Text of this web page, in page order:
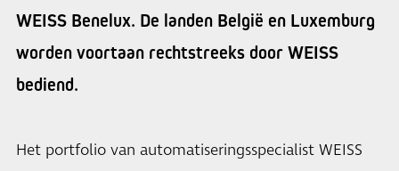
WEISS Benelux. De landen België en Luxemburg
worden voortaan rechtstreeks door WEISS
bediend.
Het portfolio van automatiseringsspecialist WEISS